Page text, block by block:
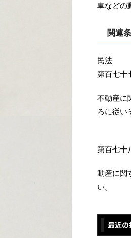
車などの
関連
民法
第百七十
不動産に
ろに従い
第百七十
動産に関
い。
最近の